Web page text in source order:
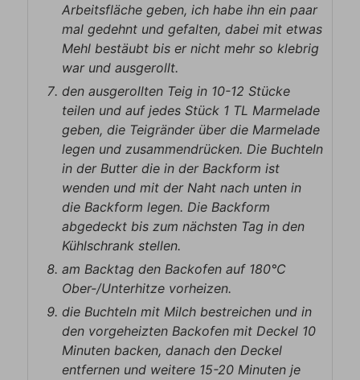
Arbeitsfläche geben, ich habe ihn ein paar
mal gedehnt und gefalten, dabei mit etwas
Mehl bestäubt bis er nicht mehr so klebrig
war und ausgerollt.
den ausgerollten Teig in 10-12 Stücke
teilen und auf jedes Stück 1 TL Marmelade
geben, die Teigränder über die Marmelade
legen und zusammendrücken. Die Buchteln
in der Butter die in der Backform ist
wenden und mit der Naht nach unten in
die Backform legen. Die Backform
abgedeckt bis zum nächsten Tag in den
Kühlschrank stellen.
am Backtag den Backofen auf 180°C
Ober-/Unterhitze vorheizen.
die Buchteln mit Milch bestreichen und in
den vorgeheizten Backofen mit Deckel 10
Minuten backen, danach den Deckel
entfernen und weitere 15-20 Minuten je